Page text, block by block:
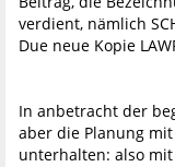
verdient, nämlich
Due neue Kopie
In anbetracht der
aber die Planung
unterhalten: also